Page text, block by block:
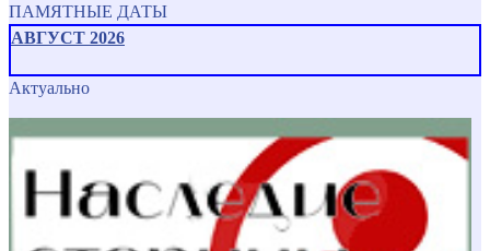
ПАМЯТНЫЕ ДАТЫ
АВГУСТ 2026
Актуально